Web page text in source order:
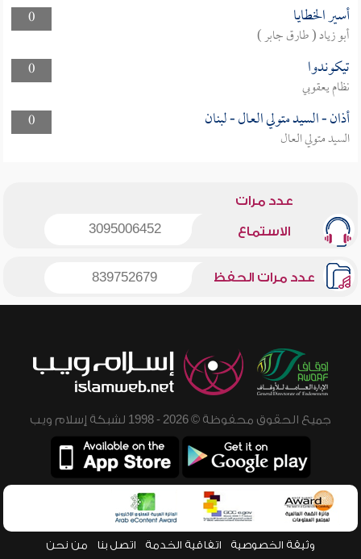
0
أسير الخطايا
أبو زياد ( طارق جابر )
0
تيكوندوا
نظام يعقوبي
0
أذان - السيد متولي العال - لبنان
السيد متولي العال
عدد مرات
الاستماع 3095006452
عدد مرات الحفظ 839752679
جميع الحقوق محفوظة © 2026 - 1998 لشبكة إسلام ويب
وثيقة الخصوصية اتفاقية الخدمة اتصل بنا من نحن